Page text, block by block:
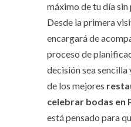
máximo de tu día
Desde la primera
encargará de
proceso de
decisión sea sencilla
de los mejores
celebrar bodas en
está pensado para